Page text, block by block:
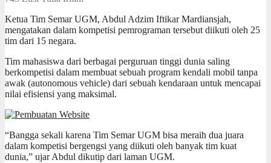
Ketua Tim Semar UGM, Abdul Adzim Iftikar Mardiansjah,
mengatakan dalam kompetisi pemrograman tersebut diikuti oleh 25
tim dari 15 negara.
Tim mahasiswa dari berbagai perguruan tinggi dunia saling
berkompetisi dalam membuat sebuah program kendali mobil tanpa
awak (autonomous vehicle) dari sebuah kendaraan untuk mencapai
nilai efisiensi yang maksimal.
“Bangga sekali karena Tim Semar UGM bisa meraih dua juara
dalam kompetisi bergengsi yang diikuti oleh banyak tim kuat
dunia,” ujar Abdul dikutip dari laman UGM.